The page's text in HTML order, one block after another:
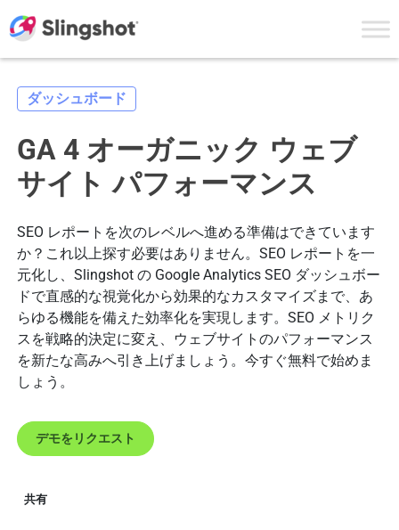
ダッシュボード
GA 4 オーガニック ウェブ
サイト パフォーマンス
SEO レポートを次のレベルへ進める準備はできています
か？これ以上探す必要はありません。SEO レポートを一
元化し、Slingshot の Google Analytics SEO ダッシュボー
ドで直感的な視覚化から効果的なカスタマイズまで、あ
らゆる機能を備えた効率化を実現します。SEO メトリク
スを戦略的決定に変え、ウェブサイトのパフォーマンス
を新たな高みへ引き上げましょう。今すぐ無料で始めま
しょう。
デモをリクエスト
共有